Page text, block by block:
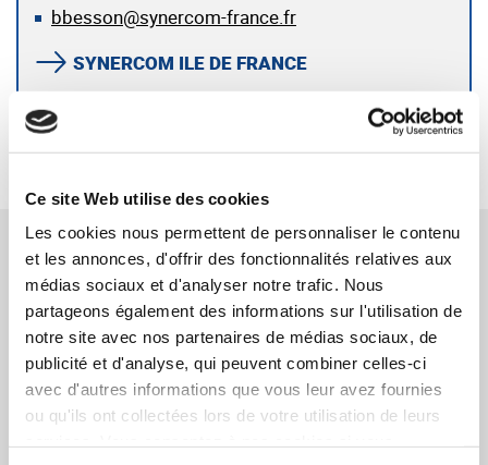
Ce site Web utilise des cookies
Les cookies nous permettent de personnaliser le contenu
et les annonces, d'offrir des fonctionnalités relatives aux
médias sociaux et d'analyser notre trafic. Nous
partageons également des informations sur l'utilisation de
notre site avec nos partenaires de médias sociaux, de
publicité et d'analyse, qui peuvent combiner celles-ci
avec d'autres informations que vous leur avez fournies
ou qu'ils ont collectées lors de votre utilisation de leurs
bbesson@synercom-france.fr
SYNERCOM ILE DE FRANCE
RETOUR
TÉMOIGNAGES CONNEXES
Monsieur Sébastien CAILLAUD – Associé
ACCIOR
LIRE LE TÉMOIGNAGE
Monsieur Gaël MICHEL – cédant dirigeant
SERIG